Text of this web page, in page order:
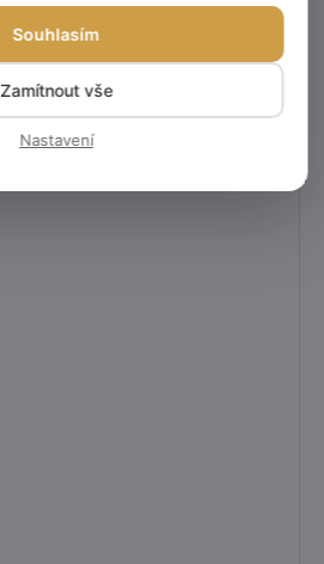
Souhlasím
Zamítnout vše
Nastavení